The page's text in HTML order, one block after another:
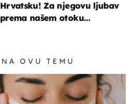
Hrvatsku! Za njegovu ljubav
prema našem otoku
NA OVU TEMU